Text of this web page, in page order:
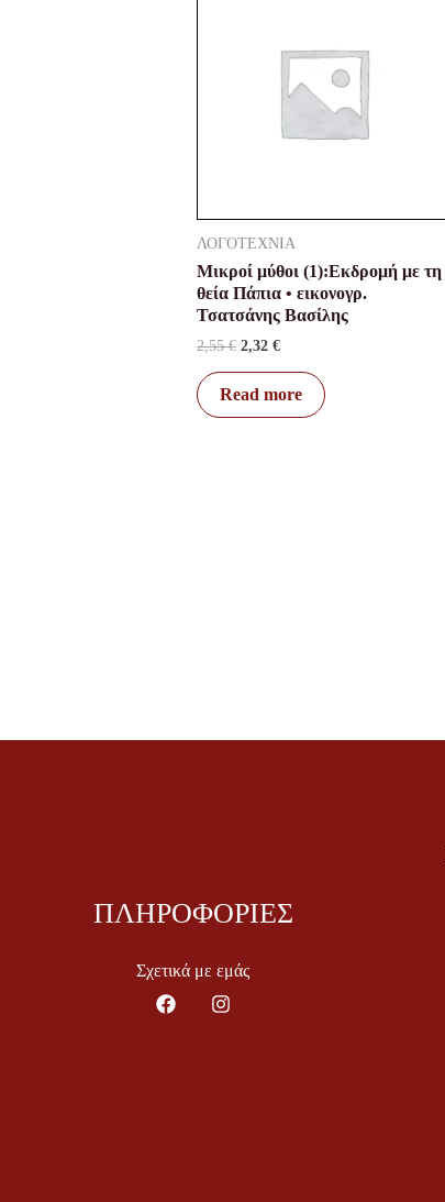
ΛΟΓΟΤΕΧΝΙΑ
Μικροί μύθοι (1):Εκδρομή με τη
θεία Πάπια • εικονογρ.
Τσατσάνης Βασίλης
2,55€ 2,32 €
Read more
ΠΛΗΡΟΦΟΡΙΕΣ
Σχετικά με εμάς